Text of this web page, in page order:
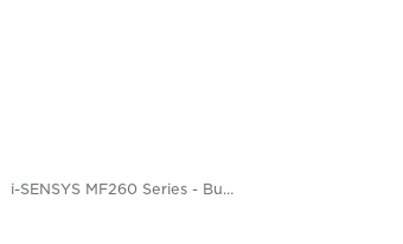
i-SENSYS MF260 Series - Business Printers & Fax Machines